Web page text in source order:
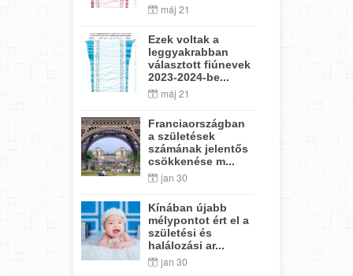
máj 21
Ezek voltak a
leggyakrabban
választott fiúnevek
2023-2024-be...
máj 21
Franciaországban
a születések
számának jelentős
csökkenése m...
jan 30
Kínában újabb
mélypontot ért el a
születési és
halálozási ar...
jan 30